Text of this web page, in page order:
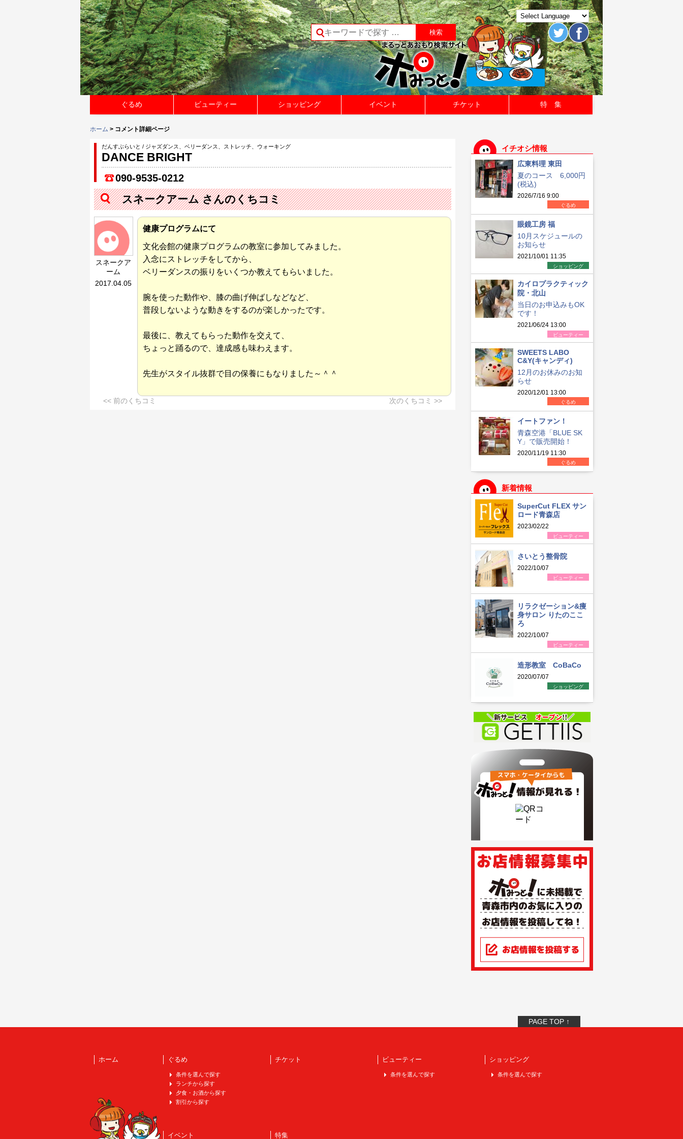
ぐるめ ビューティー ショッピング イベント チケット 特 集
ホーム > コメント詳細ページ
だんすぶらいと / ジャズダンス、ベリーダンス、ストレッチ、ウォーキング
DANCE BRIGHT
090-9535-0212
スネークアーム さんのくちコミ
スネークア
ーム
2017.04.05
健康プログラムにて
文化会館の健康プログラムの教室に参加してみました。
入念にストレッチをしてから、
ベリーダンスの振りをいくつか教えてもらいました。
腕を使った動作や、膝の曲げ伸ばしなどなど、
普段しないような動きをするのが楽しかったです。
最後に、教えてもらった動作を交えて、
ちょっと踊るので、達成感も味わえます。
先生がスタイル抜群で目の保養にもなりました～＾＾
<< 前のくちコミ 次のくちコミ >>
イチオシ情報
広東料理 東田
夏のコース 6,000円
(税込)
2026/7/16 9:00
ぐるめ
眼鏡工房 福
10月スケジュールの
お知らせ
2021/10/01 11:35
ショッピング
カイロプラクティック
院・北山
当日のお申込みもOK
です！
2021/06/24 13:00
ビューティー
SWEETS LABO
C&Y(キャンディ)
12月のお休みのお知
らせ
2020/12/01 13:00
ぐるめ
イートファン！
青森空港「BLUE SK
Y」で販売開始！
2020/11/19 11:30
ぐるめ
新着情報
SuperCut FLEX サン
ロード青森店
2023/02/22
ビューティー
さいとう整骨院
2022/10/07
ビューティー
リラクゼーション&痩
身サロン りたのここ
ろ
2022/10/07
ビューティー
造形教室 CoBaCo
2020/07/07
ショッピング
PAGE TOP ↑
ホーム ぐるめ
条件を選んで探す
ランチから探す
夕食・お酒から探す
割引から探す
チケット ビューティー
条件を選んで探す
ショッピング
条件を選んで探す
イベント 特集